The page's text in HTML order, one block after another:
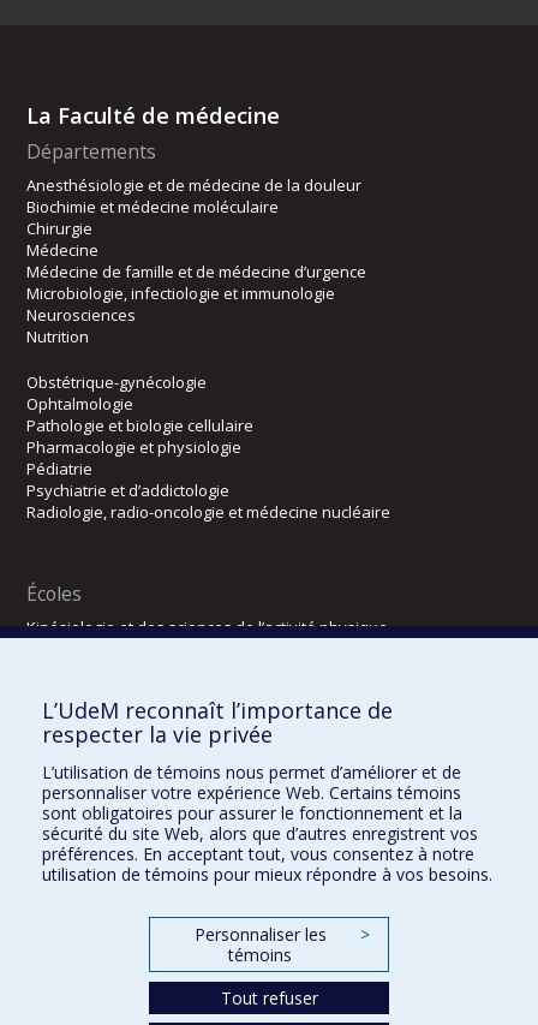
La Faculté de médecine
Départements
Anesthésiologie et de médecine de la douleur
Biochimie et médecine moléculaire
Chirurgie
Médecine
Médecine de famille et de médecine d’urgence
Microbiologie, infectiologie et immunologie
Neurosciences
Nutrition
Obstétrique-gynécologie
Ophtalmologie
Pathologie et biologie cellulaire
Pharmacologie et physiologie
Pédiatrie
Psychiatrie et d’addictologie
Radiologie, radio-oncologie et médecine nucléaire
Écoles
Kinésiologie et des sciences de l’activité physique
Directions
DPC
CPASS
Éthique clinique
L’UdeM reconnaît l’importance de
respecter la vie privée
L’utilisation de témoins nous permet d’améliorer et de
personnaliser votre expérience Web. Certains témoins
sont obligatoires pour assurer le fonctionnement et la
sécurité du site Web, alors que d’autres enregistrent vos
préférences. En acceptant tout, vous consentez à notre
utilisation de témoins pour mieux répondre à vos besoins.
Personnaliser les
témoins
>
Tout refuser